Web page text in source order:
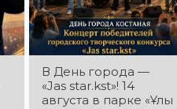
В День города —
«Jas star.kst»! 14
августа в парке «Ұлы